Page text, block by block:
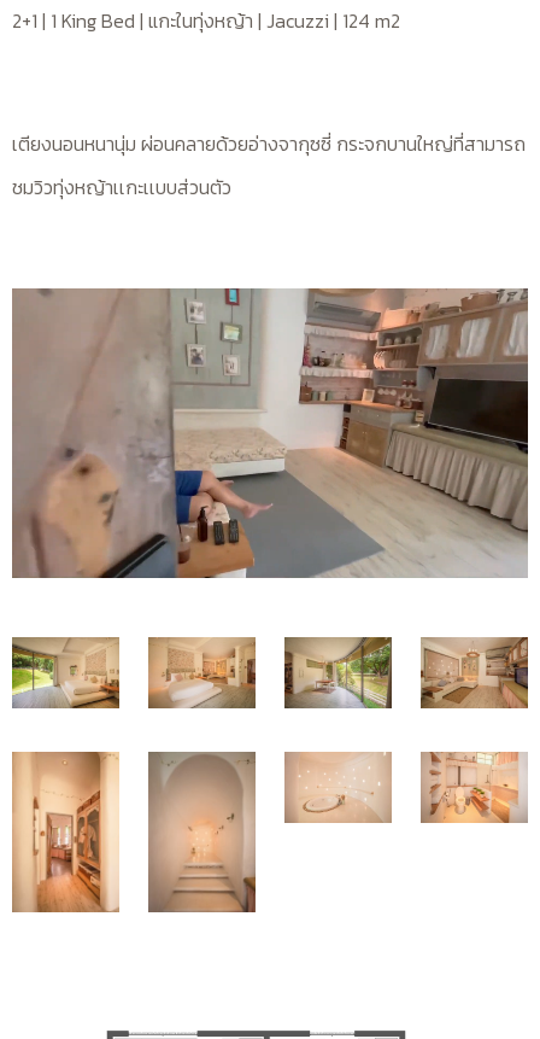
2+1 | 1 King Bed | แกะในทุ่งหญ้า | Jacuzzi | 124 m2
เตียงนอนหนานุ่ม ผ่อนคลายด้วยอ่างจากุซซี่ กระจกบานใหญ่ที่สามารถ
ชมวิวทุ่งหญ้าเเกะเเบบส่วนตัว